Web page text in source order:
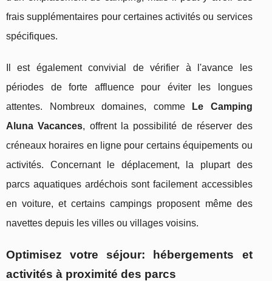
frais supplémentaires pour certaines activités ou services
spécifiques.
Il est également convivial de vérifier à l'avance les
périodes de forte affluence pour éviter les longues
attentes. Nombreux domaines, comme
Le Camping
Aluna Vacances, offrent la possibilité de réserver des
créneaux horaires en ligne pour certains équipements ou
activités. Concernant le déplacement, la plupart des
parcs aquatiques ardéchois sont facilement accessibles
en voiture, et certains campings proposent même des
navettes depuis les villes ou villages voisins.
Optimisez votre séjour: hébergements et
activités à proximité des parcs